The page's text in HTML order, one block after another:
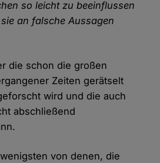
so leicht zu beeinflussen
sie an falsche Aussagen
die schon die großen
Zeiten gerätselt
wird und die auch
abschließend
von denen, die